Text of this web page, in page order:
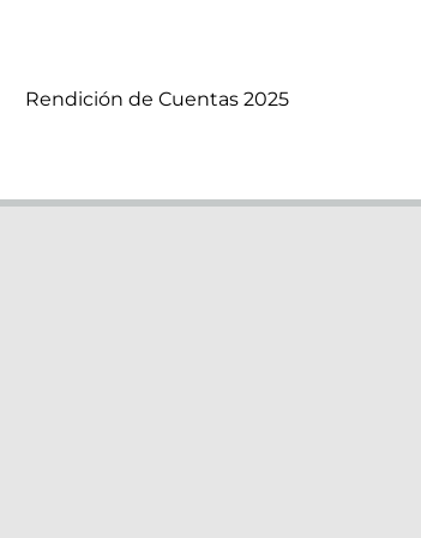
Rendición de Cuentas 2025